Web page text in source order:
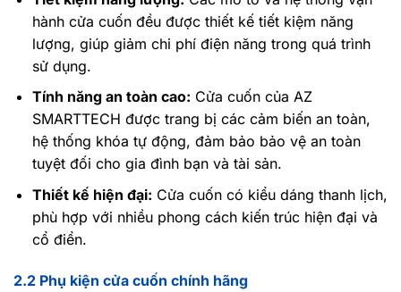
hành cửa cuốn đều được thiết kế tiết kiệm năng
lượng, giúp giảm chi phí điện năng trong quá trình
sử dụng.
Tính năng an toàn cao: Cửa cuốn của AZ
SMARTTECH được trang bị các cảm biến an toàn,
hệ thống khóa tự động, đảm bảo bảo vệ an toàn
tuyệt đối cho gia đình bạn và tài sản.
Thiết kế hiện đại: Cửa cuốn có kiểu dáng thanh lịch,
phù hợp với nhiều phong cách kiến trúc hiện đại và
cổ điển.
2.2 Phụ kiện cửa cuốn chính hãng